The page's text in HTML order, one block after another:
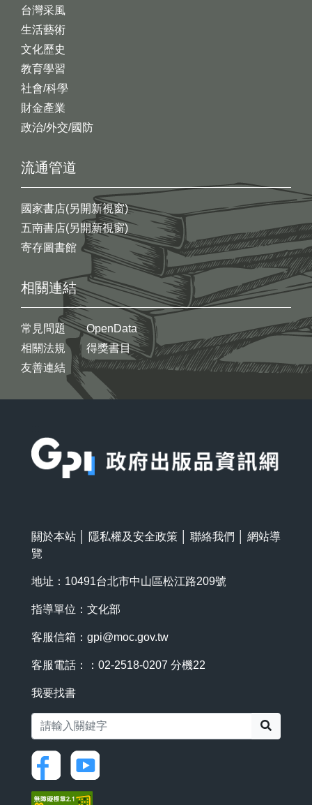
台灣采風
生活藝術
文化歷史
教育學習
社會/科學
財金產業
政治/外交/國防
流通管道
國家書店(另開新視窗)
五南書店(另開新視窗)
寄存圖書館
相關連結
常見問題
相關法規
友善連結
OpenData
得獎書目
關於本站 隱私權及安全政策 聯絡我們
網站導
覽
地址：10491台北市中山區松江路209號
指導單位：文化部
客服信箱： gpi@moc.gov.tw
客服電話：：02-2518-0207 分機22
我要找書